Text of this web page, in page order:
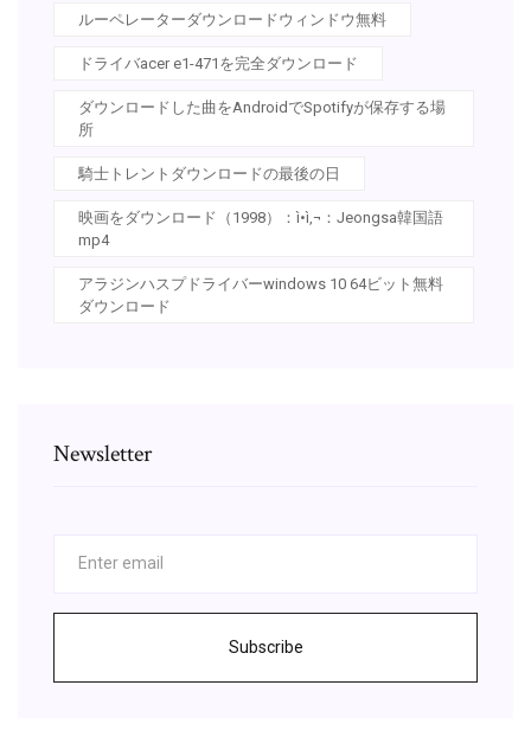
ルーペレーターダウンロードウィンドウ無料
ドライバacer e1-471を完全ダウンロード
ダウンロードした曲をAndroidでSpotifyが保存する場
所
騎士トレントダウンロードの最後の日
映画をダウンロード（1998）：ì•ì‚¬：Jeongsa韓国語
mp4
アラジンハスプドライバーwindows 10 64ビット無料
ダウンロード
Newsletter
Subscribe